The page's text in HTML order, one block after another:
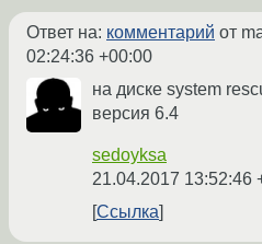
Ответ на: комментарий от
02:24:36 +00:00
на диске system
версия 6.4
sedoyksa
21.04.2017 13:52:46
Ссылка